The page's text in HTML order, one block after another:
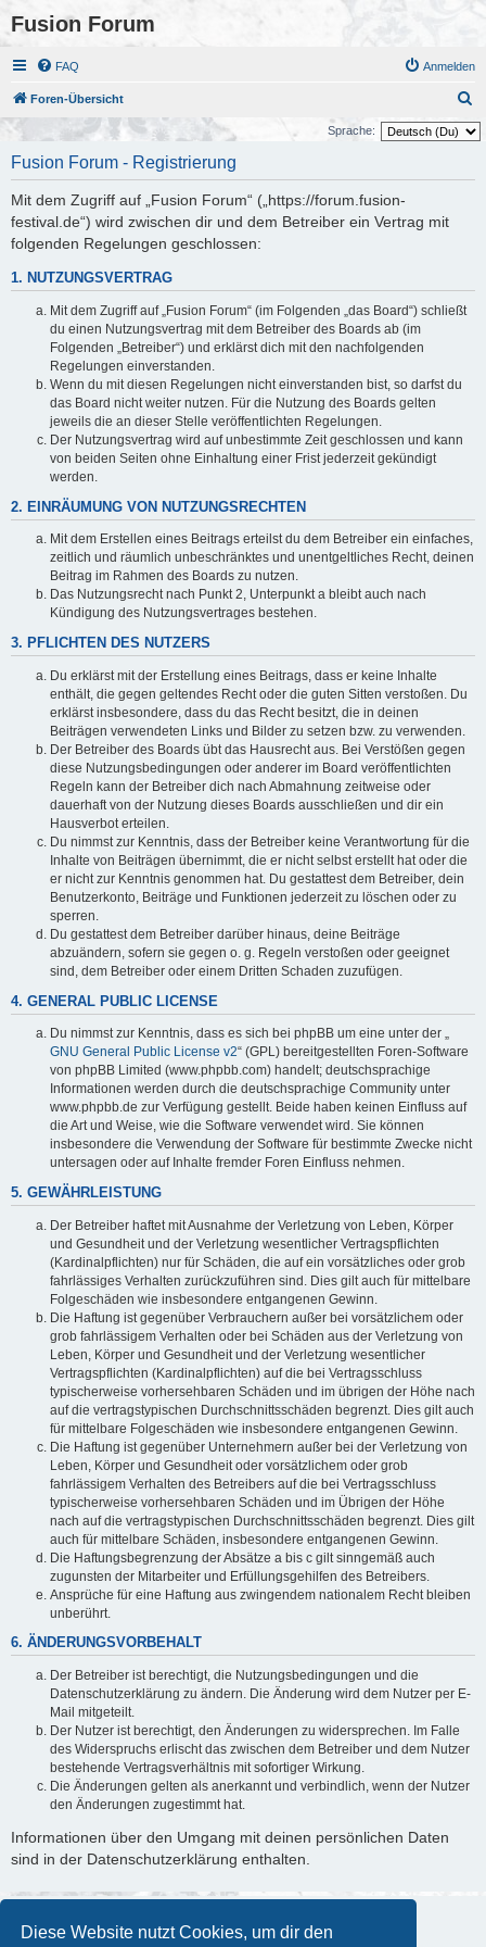
Diese Website nutzt Cookies, um dir den
Fusion Forum
FAQ Anmelden
Foren-Übersicht
u
Sprache:
Fusion Forum - Registrierung
Mit dem Zugriff auf „Fusion Forum“ („https://forum.fusion-
festival.de“) wird zwischen dir und dem Betreiber ein Vertrag mit
folgenden Regelungen geschlossen:
1. NUTZUNGSVERTRAG
Mit dem Zugriff auf „Fusion Forum“ (im Folgenden „das Board“) schließt
du einen Nutzungsvertrag mit dem Betreiber des Boards ab (im
Folgenden „Betreiber“) und erklärst dich mit den nachfolgenden
Regelungen einverstanden.
Wenn du mit diesen Regelungen nicht einverstanden bist, so darfst du
das Board nicht weiter nutzen. Für die Nutzung des Boards gelten
jeweils die an dieser Stelle veröffentlichten Regelungen.
Der Nutzungsvertrag wird auf unbestimmte Zeit geschlossen und kann
von beiden Seiten ohne Einhaltung einer Frist jederzeit gekündigt
werden.
2. EINRÄUMUNG VON NUTZUNGSRECHTEN
Mit dem Erstellen eines Beitrags erteilst du dem Betreiber ein einfaches,
zeitlich und räumlich unbeschränktes und unentgeltliches Recht, deinen
Beitrag im Rahmen des Boards zu nutzen.
Das Nutzungsrecht nach Punkt 2, Unterpunkt a bleibt auch nach
Kündigung des Nutzungsvertrages bestehen.
3. PFLICHTEN DES NUTZERS
Du erklärst mit der Erstellung eines Beitrags, dass er keine Inhalte
enthält, die gegen geltendes Recht oder die guten Sitten verstoßen. Du
erklärst insbesondere, dass du das Recht besitzt, die in deinen
Beiträgen verwendeten Links und Bilder zu setzen bzw. zu verwenden.
Der Betreiber des Boards übt das Hausrecht aus. Bei Verstößen gegen
diese Nutzungsbedingungen oder anderer im Board veröffentlichten
Regeln kann der Betreiber dich nach Abmahnung zeitweise oder
dauerhaft von der Nutzung dieses Boards ausschließen und dir ein
Hausverbot erteilen.
Du nimmst zur Kenntnis, dass der Betreiber keine Verantwortung für die
Inhalte von Beiträgen übernimmt, die er nicht selbst erstellt hat oder die
er nicht zur Kenntnis genommen hat. Du gestattest dem Betreiber, dein
Benutzerkonto, Beiträge und Funktionen jederzeit zu löschen oder zu
sperren.
Du gestattest dem Betreiber darüber hinaus, deine Beiträge
abzuändern, sofern sie gegen o. g. Regeln verstoßen oder geeignet
sind, dem Betreiber oder einem Dritten Schaden zuzufügen.
4. GENERAL PUBLIC LICENSE
Du nimmst zur Kenntnis, dass es sich bei phpBB um eine unter der „
GNU General Public License v2“ (GPL) bereitgestellten Foren-Software
von phpBB Limited (www.phpbb.com) handelt; deutschsprachige
Informationen werden durch die deutschsprachige Community unter
www.phpbb.de zur Verfügung gestellt. Beide haben keinen Einfluss auf
die Art und Weise, wie die Software verwendet wird. Sie können
insbesondere die Verwendung der Software für bestimmte Zwecke nicht
untersagen oder auf Inhalte fremder Foren Einfluss nehmen.
5. GEWÄHRLEISTUNG
Der Betreiber haftet mit Ausnahme der Verletzung von Leben, Körper
und Gesundheit und der Verletzung wesentlicher Vertragspflichten
(Kardinalpflichten) nur für Schäden, die auf ein vorsätzliches oder grob
fahrlässiges Verhalten zurückzuführen sind. Dies gilt auch für mittelbare
Folgeschäden wie insbesondere entgangenen Gewinn.
Die Haftung ist gegenüber Verbrauchern außer bei vorsätzlichem oder
grob fahrlässigem Verhalten oder bei Schäden aus der Verletzung von
Leben, Körper und Gesundheit und der Verletzung wesentlicher
Vertragspflichten (Kardinalpflichten) auf die bei Vertragsschluss
typischerweise vorhersehbaren Schäden und im übrigen der Höhe nach
auf die vertragstypischen Durchschnittsschäden begrenzt. Dies gilt auch
für mittelbare Folgeschäden wie insbesondere entgangenen Gewinn.
Die Haftung ist gegenüber Unternehmern außer bei der Verletzung von
Leben, Körper und Gesundheit oder vorsätzlichem oder grob
fahrlässigem Verhalten des Betreibers auf die bei Vertragsschluss
typischerweise vorhersehbaren Schäden und im Übrigen der Höhe
nach auf die vertragstypischen Durchschnittsschäden begrenzt. Dies gilt
auch für mittelbare Schäden, insbesondere entgangenen Gewinn.
Die Haftungsbegrenzung der Absätze a bis c gilt sinngemäß auch
zugunsten der Mitarbeiter und Erfüllungsgehilfen des Betreibers.
Ansprüche für eine Haftung aus zwingendem nationalem Recht bleiben
unberührt.
6. ÄNDERUNGSVORBEHALT
Der Betreiber ist berechtigt, die Nutzungsbedingungen und die
Datenschutzerklärung zu ändern. Die Änderung wird dem Nutzer per E-
Mail mitgeteilt.
Der Nutzer ist berechtigt, den Änderungen zu widersprechen. Im Falle
des Widerspruchs erlischt das zwischen dem Betreiber und dem Nutzer
bestehende Vertragsverhältnis mit sofortiger Wirkung.
Die Änderungen gelten als anerkannt und verbindlich, wenn der Nutzer
den Änderungen zugestimmt hat.
Informationen über den Umgang mit deinen persönlichen Daten
sind in der Datenschutzerklärung enthalten.